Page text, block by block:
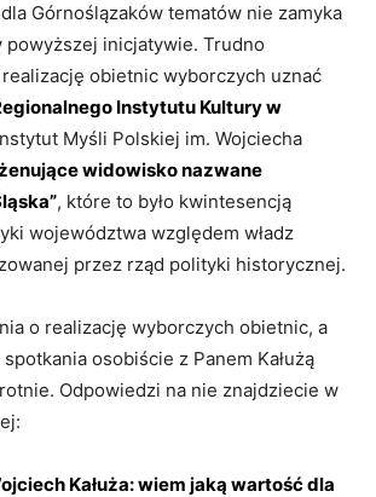
Górnoślązaków tematów nie zamyka
powyższej inicjatywie. Trudno
obietnic wyborczych uznać
Instytutu Kultury w
Myśli Polskiej im. Wojciecha
żenujące widowisko nazwane
, które to było kwintesencją
województwa względem władz
przez rząd polityki historycznej.
o realizację wyborczych obietnic, a
osobiście z Panem Kałużą
Odpowiedzi na nie znajdziecie w
Kałuża: wiem jaką wartość dla